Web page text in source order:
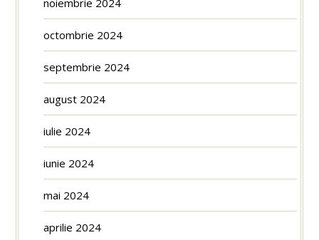
octombrie 2024
septembrie 2024
august 2024
iulie 2024
iunie 2024
mai 2024
aprilie 2024